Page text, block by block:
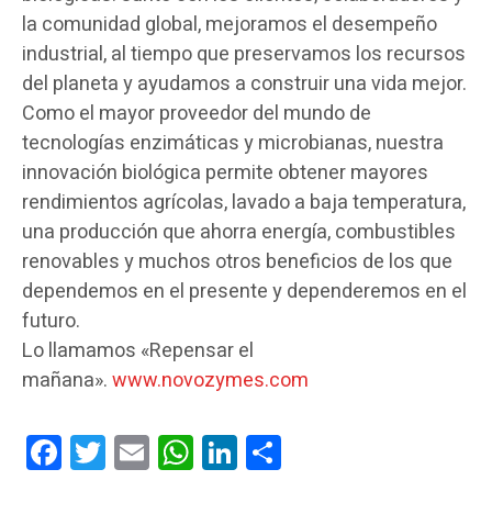
la comunidad global, mejoramos el desempeño
industrial, al tiempo que preservamos los recursos
del planeta y ayudamos a construir una vida mejor.
Como el mayor proveedor del mundo de
tecnologías enzimáticas y microbianas, nuestra
innovación biológica permite obtener mayores
rendimientos agrícolas, lavado a baja temperatura,
una producción que ahorra energía, combustibles
renovables y muchos otros beneficios de los que
dependemos en el presente y dependeremos en el
futuro.
Lo llamamos «Repensar el
mañana».www.novozymes.com
FacebookTwitterEmail WhatsAppLinkedIn